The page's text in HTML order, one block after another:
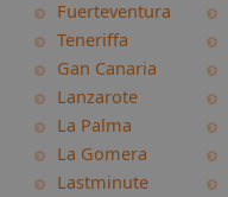
Fuerteventura
Teneriffa
Gan Canaria
Lanzarote
La Palma
La Gomera
Lastminute